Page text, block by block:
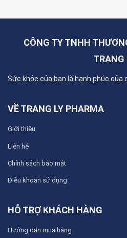
CÔNG TY TNHH
TRANG
Sức khỏe của bạn là hạnh phúc của
VỀ TRANG LY PHARMA
Giới thiệu
Liên hệ
Chính sách bảo mật
Điều khoản sử dụng
HỖ TRỢ KHÁCH HÀNG
Hướng dẫn mua hàng